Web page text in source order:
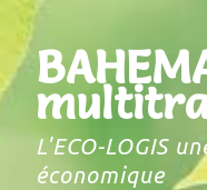
L'ECO-LOGIS
économique